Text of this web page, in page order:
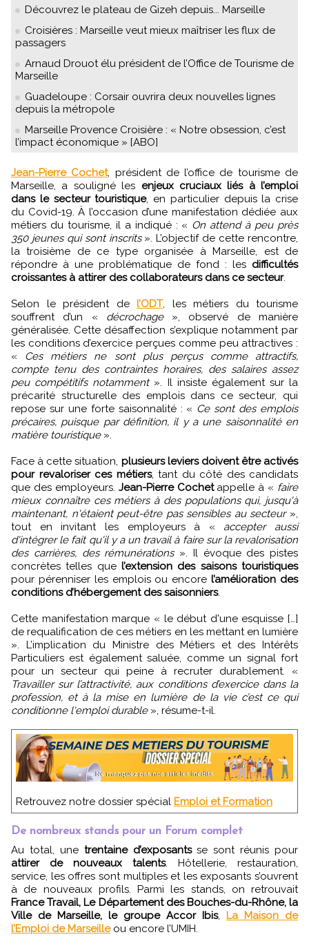
Découvrez le plateau de Gizeh depuis... Marseille
Croisières : Marseille veut mieux maîtriser les flux de
passagers
Arnaud Drouot élu président de l’Office de Tourisme de
Marseille
Guadeloupe : Corsair ouvrira deux nouvelles lignes
depuis la métropole
Marseille Provence Croisière : « Notre obsession, c’est
l’impact économique » [ABO]
Jean-Pierre Cochet, président de l’office de tourisme de
Marseille, a souligné les enjeux cruciaux liés à l’emploi
dans le secteur touristique, en particulier depuis la crise
du Covid-19. À l’occasion d’une manifestation dédiée aux
métiers du tourisme, il a indiqué : « On attend à peu près
350 jeunes qui sont inscrits». L’objectif de cette rencontre,
la troisième de ce type organisée à Marseille, est de
répondre à une problématique de fond : les difficultés
croissantes à attirer des collaborateurs dans ce secteur.
Selon le président de l’ODT, les métiers du tourisme
souffrent d’un « décrochage », observé de manière
généralisée. Cette désaffection s’explique notamment par
les conditions d’exercice perçues comme peu attractives :
« Ces métiers ne sont plus perçus comme attractifs,
compte tenu des contraintes horaires, des salaires assez
peu compétitifs notamment». Il insiste également sur la
précarité structurelle des emplois dans ce secteur, qui
repose sur une forte saisonnalité : « Ce sont des emplois
précaires, puisque par définition, il y a une saisonnalité en
matière touristique».
Face à cette situation, plusieurs leviers doivent être activés
pour revaloriser ces métiers, tant du côté des candidats
que des employeurs. Jean-Pierre Cochetappelle à « faire
mieux connaître ces métiers à des populations qui, jusqu'à
maintenant, n'étaient peut-être pas sensibles au secteur»,
tout en invitant les employeurs à « accepter aussi
d'intégrer le fait qu'il y a un travail à faire sur la revalorisation
des carrières, des rémunérations ». Il évoque des pistes
concrètes telles que l’extension des saisons touristiques
pour pérenniser les emplois ou encorel’amélioration des
conditions d’hébergement des saisonniers.
Cette manifestation marque « le début d'une esquisse […]
de requalification de ces métiers en les mettant en lumière
». L’implication du Ministre des Métiers et des Intérêts
Particuliers est également saluée, comme un signal fort
pour un secteur qui peine à recruter durablement. «
Travailler sur l’attractivité, aux conditions d’exercice dans la
profession, et à la mise en lumière de la vie c’est ce qui
conditionne l'emploi durable», résume-t-il.
Retrouvez notre dossier spécial Emploi et Formation
De nombreux stands pour un Forum complet
Au total, une trentaine d’exposantsse sont réunis pour
attirer de nouveaux talents. Hôtellerie, restauration,
service, les offres sont multiples et les exposants s’ouvrent
à de nouveaux profils. Parmi les stands, on retrouvait
France Travail, Le Département des Bouches-du-Rhône, la
Ville de Marseille, le groupe Accor Ibis, La Maison de
l’Emploi de Marseilleou encore l’UMIH.